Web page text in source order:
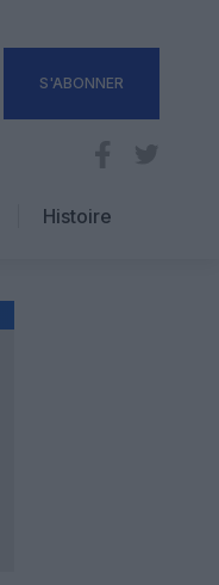
S'ABONNER
Histoire